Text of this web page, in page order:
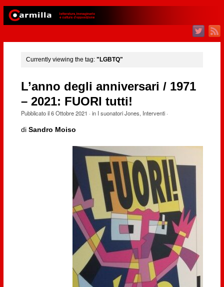
Currently viewing the tag: "LGBTQ"
L’anno degli anniversari / 1971
– 2021: FUORI tutti!
Pubblicato il6 Ottobre 2021 · in I suonatori Jones, Interventi·
di Sandro Moiso